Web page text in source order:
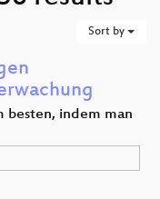
Sort by
besten, indem man